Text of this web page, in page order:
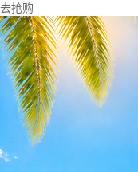
去抢购